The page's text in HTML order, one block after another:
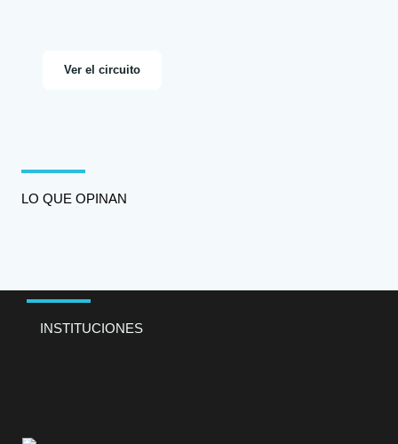
Ver el circuito
LO QUE OPINAN
INSTITUCIONES